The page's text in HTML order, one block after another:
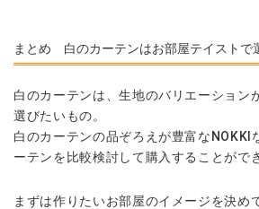
まとめ 白のカーテンはお部屋テイストで
白のカーテンは、生地のバリエーション
選びたいもの。
白のカーテンの品ぞろえが豊富なNOKKI
ーテンを比較検討して購入することがで
まずは作りたいお部屋のイメージを決め